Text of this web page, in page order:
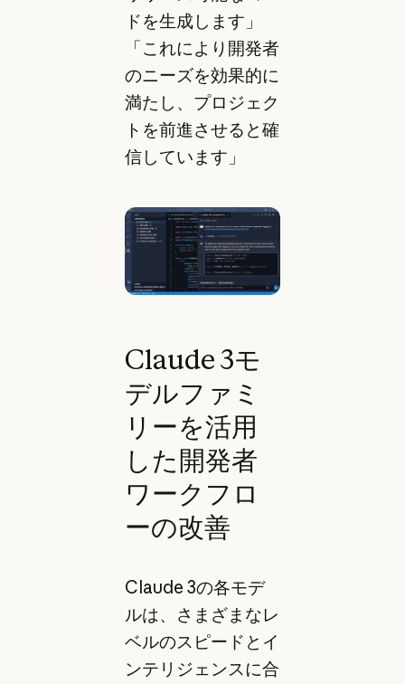
ドを生成します」
「これにより開発者
のニーズを効果的に
満たし、プロジェク
トを前進させると確
信しています」
Claude 3モ
デルファミ
リーを活用
した開発者
ワークフロ
ーの改善
Claude 3の各モデ
ルは、さまざまなレ
ベルのスピードとイ
ンテリジェンスに合